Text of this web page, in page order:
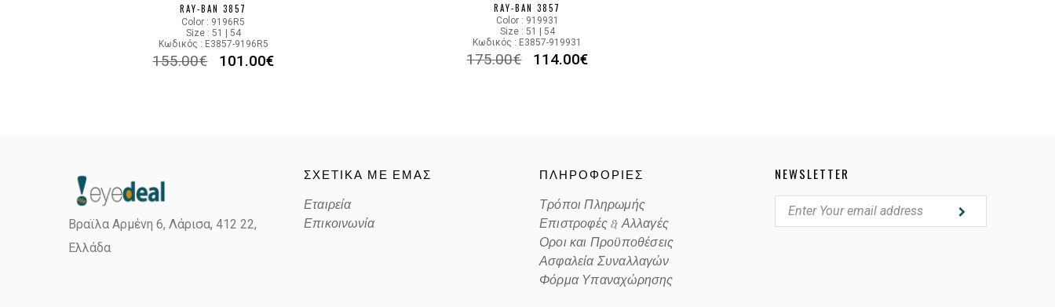
RAY-BAN 3857
Color : 9196R5
Size : 51 | 54
Κωδικός : E3857-9196R5
155.00€ 101.00€
RAY-BAN 3857
Color : 919931
Size : 51 | 54
Κωδικός : E3857-919931
175.00€ 114.00€
Βραϊλα Αρμένη 6, Λάρισα, 412 22,
Ελλάδα
ΣΧΕΤΙΚΑ ΜΕ ΕΜΑΣ
Εταιρεία
Επικοινωνία
ΠΛΗΡΟΦΟΡΙΕΣ
Τρόποι Πληρωμής
Επιστροφές & Αλλαγές
Οροι και Προϋποθέσεις
Ασφαλεία Συναλλαγών
Φόρμα Υπαναχώρησης
NEWSLETTER